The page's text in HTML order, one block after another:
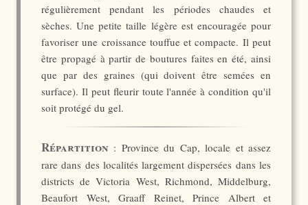
régulièrement pendant les périodes chaudes et
sèches. Une petite taille légère est encouragée pour
favoriser une croissance touffue et compacte. Il peut
être propagé à partir de boutures faites en été, ainsi
que par des graines (qui doivent être semées en
surface). Il peut fleurir toute l'année à condition qu'il
soit protégé du gel.
Répartition : Province du Cap, locale et assez
rare dans des localités largement dispersées dans les
districts de Victoria West, Richmond, Middelburg,
Beaufort West, Graaff Reinet, Prince Albert et